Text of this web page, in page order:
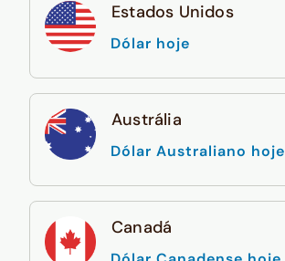
Estados Unidos
Dólar hoje
Austrália
Dólar Australiano hoje
Canadá